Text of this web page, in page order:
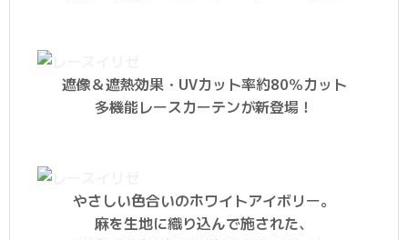
遮像＆遮熱効果・UVカット率約80％カット
多機能レースカーテンが新登場！
やさしい色合いのホワイトアイボリー。
麻を生地に織り込んで施された、